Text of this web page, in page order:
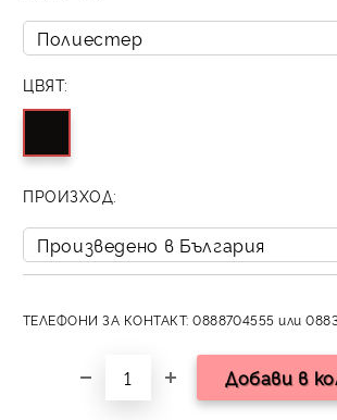
ЦВЯТ:
ПРОИЗХОД:
ТЕЛЕФОНИ ЗА КОНТАКТ: 0888704555 или